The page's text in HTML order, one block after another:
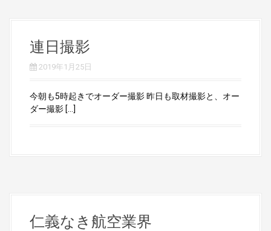
連日撮影
2019年1月25日
今朝も5時起きでオーダー撮影 昨日も取材撮影と、オー
ダー撮影 […]
仁義なき航空業界